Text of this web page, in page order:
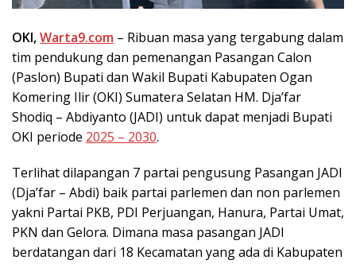
OKI,Warta9.com – Ribuan masa yang tergabung dalam
tim pendukung dan pemenangan Pasangan Calon
(Paslon) Bupati dan Wakil Bupati Kabupaten Ogan
Komering Ilir (OKI) Sumatera Selatan HM. Dja’far
Shodiq – Abdiyanto (JADI) untuk dapat menjadi Bupati
OKI periode 2025 – 2030.
Terlihat dilapangan 7 partai pengusung Pasangan JADI
(Dja’far – Abdi) baik partai parlemen dan non parlemen
yakni Partai PKB, PDI Perjuangan, Hanura, Partai Umat,
PKN dan Gelora. Dimana masa pasangan JADI
berdatangan dari 18 Kecamatan yang ada di Kabupaten